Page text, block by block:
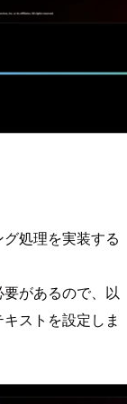
処理を実装する
があるので、以
ストを設定しま